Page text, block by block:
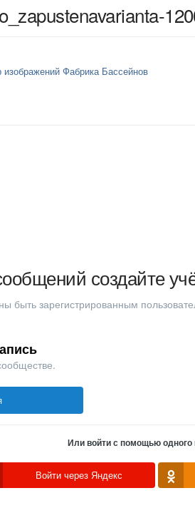
изображений Фабрика Бассейнов
создайте
быть зарегистрированным
Или войти с помощью одного
Войти через Яндекс